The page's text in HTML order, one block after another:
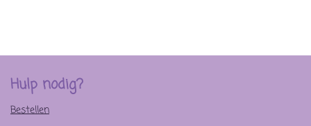
Hulp nodig?
Bestellen